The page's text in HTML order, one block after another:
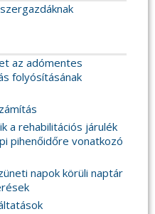
az adómentes
folyósításának
a rehabilitációs járulék
pihenőidőre vonatkozó
napok körüli naptár